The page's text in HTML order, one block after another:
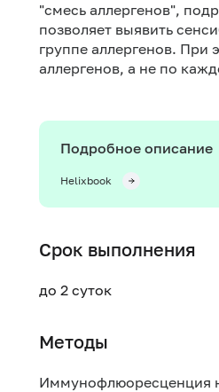
"смесь аллергенов",
позволяет выявить
группе аллергенов. При
аллергенов, а не по
Подробное описание
Helixbook
Срок выполнения
до 2 суток
Методы
Иммунофлюоресценция